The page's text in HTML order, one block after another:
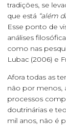
tradições, se
que está “além
Esse ponto de
análises
como nas
Lubac (2006) e
Afora todas as
não por menos,
processos
doutrinárias e
mil anos, não é